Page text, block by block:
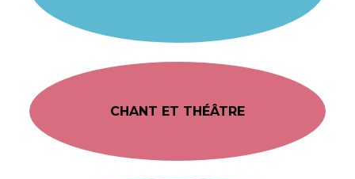
CHANT ET THÉÂTRE